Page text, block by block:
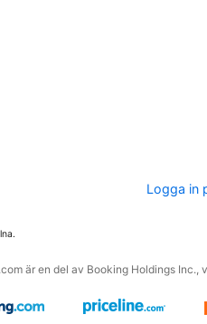
Logga in
är en del av Booking Holdings